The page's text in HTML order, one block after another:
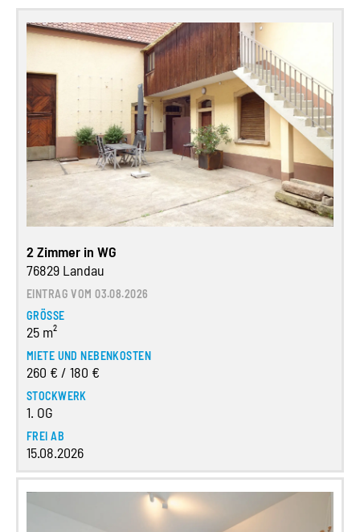
2 Zimmer in WG
76829 Landau
EINTRAG VOM 03.08.2026
GRÖSSE
25 m²
MIETE UND NEBENKOSTEN
260 € / 180 €
STOCKWERK
1. OG
FREI AB
15.08.2026